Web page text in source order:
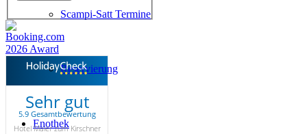
Scampi-Satt Termine
Reservierung
Enothek
Sehr gut
5.9 Gesamtbewertung
Hotel Maier zum Kirschner